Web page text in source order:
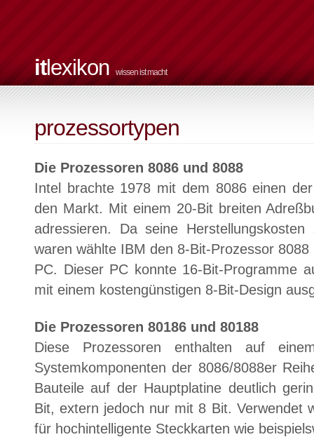
itlexikon wissen ist macht
prozessortypen
Die Prozessoren 8086 und 8088
Intel brachte 1978 mit dem 8086 einen
den Markt. Mit einem 20-Bit breiten
adressieren. Da seine
waren wählte IBM den 8-Bit-Prozessor
PC. Dieser PC konnte 16-Bit-Programme
mit einem kostengünstigen 8-Bit-Design
Die Prozessoren 80186 und 80188
Diese Prozessoren enthalten auf
Systemkomponenten der 8086/8088er
Bauteile auf der Hauptplatine deutlich
Bit, extern jedoch nur mit 8 Bit. Verwendet
für hochintelligente Steckkarten wie